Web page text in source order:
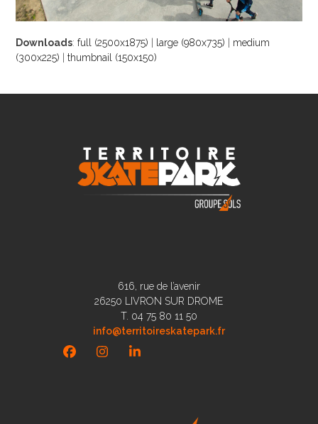
Downloads:full (2500x1875) large (980x735)
medium
(300x225) |thumbnail (150x150)
616, rue de l’avenir
26250 LIVRON SUR DROME
T. 04 75 80 11 50
info@territoireskatepark.fr
FacebookInstagramLinkedIn